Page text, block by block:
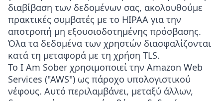
διαβίβαση των δεδομένων σας, ακολουθούμε
πρακτικές συμβατές με το HIPAA για την
αποτροπή μη εξουσιοδοτημένης πρόσβασης.
Όλα τα δεδομένα των χρηστών διασφαλίζονται
κατά τη μεταφορά με τη χρήση TLS.
Το I Am Sober χρησιμοποιεί την Amazon Web
Services ("AWS") ως πάροχο υπολογιστικού
νέφους. Αυτό περιλαμβάνει, μεταξύ άλλων,